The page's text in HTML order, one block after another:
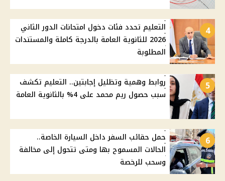
4
التعليم تحدد فئات دخول امتحانات الدور الثاني
2026 للثانوية العامة بالدرجة كاملة والمستندات
المطلوبة
5
روابط وهمية وتظليل إجابتين.. التعليم تكشف
سبب حصول ريم محمد على 4% بالثانوية العامة
6
حمل حقائب السفر داخل السيارة الخاصة..
الحالات المسموح بها ومتى تتحول إلى مخالفة
وسحب للرخصة